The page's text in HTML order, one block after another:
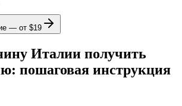
— от $19
Италии получить
пошаговая инструкция